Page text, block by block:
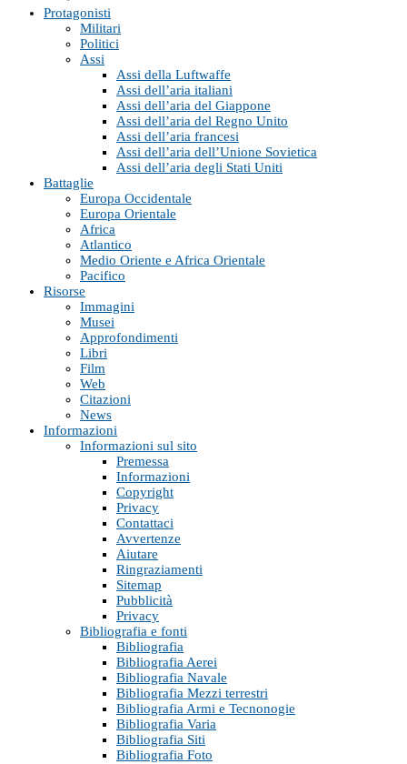
Protagonisti
Militari
Politici
Assi
Assi della Luftwaffe
Assi dell’aria italiani
Assi dell’aria del Giappone
Assi dell’aria del Regno Unito
Assi dell’aria francesi
Assi dell’aria dell’Unione Sovietica
Assi dell’aria degli Stati Uniti
Battaglie
Europa Occidentale
Europa Orientale
Africa
Atlantico
Medio Oriente e Africa Orientale
Pacifico
Risorse
Immagini
Musei
Approfondimenti
Libri
Film
Web
Citazioni
News
Informazioni
Informazioni sul sito
Premessa
Informazioni
Copyright
Privacy
Contattaci
Avvertenze
Aiutare
Ringraziamenti
Sitemap
Pubblicità
Privacy
Bibliografia e fonti
Bibliografia
Bibliografia Aerei
Bibliografia Navale
Bibliografia Mezzi terrestri
Bibliografia Armi e Tecnonogie
Bibliografia Varia
Bibliografia Siti
Bibliografia Foto